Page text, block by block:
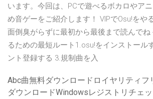
います。今回は、PCで遊べるボカロやア
め音ゲーをご紹介します！ VIPでOsu!をや
面倒臭がらずに最初から最後まで読んでね
るための最短ルート1.osu!をインストール
ント登録する 3.規制曲を入
Abc曲無料ダウンロードロイヤリティフ
ダウンロードWindowsレジストリチェ